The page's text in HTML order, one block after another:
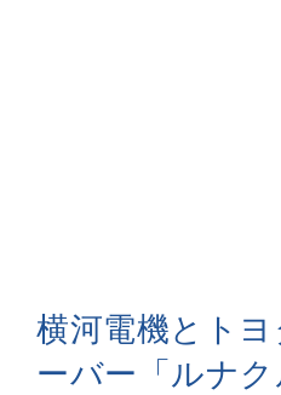
横河電機とトヨ
ーバー「ルナ